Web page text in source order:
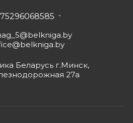
Беларусь г.Минск,
27а